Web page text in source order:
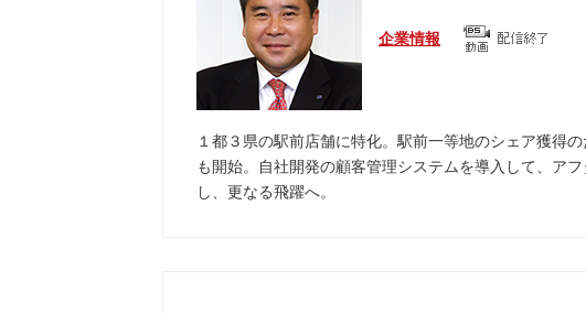
企業情報
１都３県の駅前店舗に特化。駅前一等地のシェア獲得
も開始。自社開発の顧客管理システムを導入して、ア
し、更なる飛躍へ。